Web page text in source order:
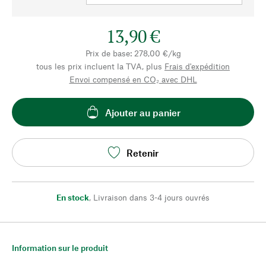
13,90 €
Prix de base: 278,00 €/kg
tous les prix incluent la TVA, plus Frais d'expédition
Envoi compensé en CO₂ avec DHL
Ajouter au panier
Retenir
En stock, Livraison dans 3-4 jours ouvrés
Information sur le produit